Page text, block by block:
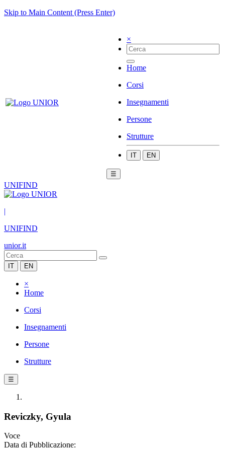
Skip to Main Content (Press Enter)
×
Home
Corsi
Insegnamenti
Persone
Strutture
IT EN
☰
UNIFIND
|
UNIFIND
unior.it
IT EN
×
Home
Corsi
Insegnamenti
Persone
Strutture
☰
Reviczky, Gyula
Voce
Data di Pubblicazione: